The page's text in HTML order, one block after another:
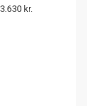
3.630 kr.